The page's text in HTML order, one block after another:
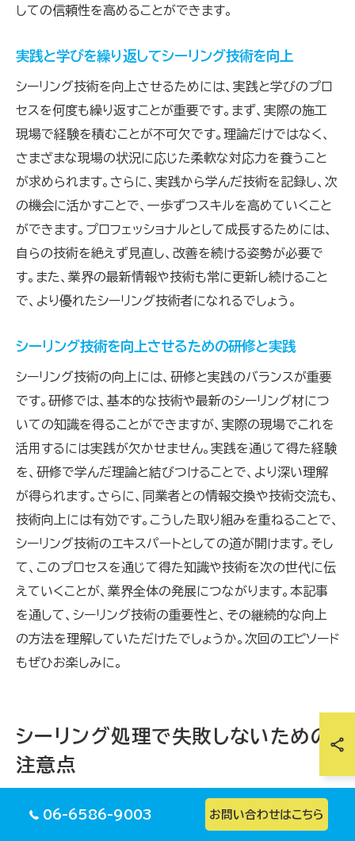
しての信頼性を高めることができます。
実践と学びを繰り返してシーリング技術を向上
シーリング技術を向上させるためには、実践と学びのプロ
セスを何度も繰り返すことが重要です。まず、実際の施工
現場で経験を積むことが不可欠です。理論だけではなく、
さまざまな現場の状況に応じた柔軟な対応力を養うこと
が求められます。さらに、実践から学んだ技術を記録し、次
の機会に活かすことで、一歩ずつスキルを高めていくこと
ができます。プロフェッショナルとして成長するためには、
自らの技術を絶えず見直し、改善を続ける姿勢が必要で
す。また、業界の最新情報や技術も常に更新し続けること
で、より優れたシーリング技術者になれるでしょう。
シーリング技術を向上させるための研修と実践
シーリング技術の向上には、研修と実践のバランスが重要
です。研修では、基本的な技術や最新のシーリング材につ
いての知識を得ることができますが、実際の現場でこれを
活用するには実践が欠かせません。実践を通じて得た経験
を、研修で学んだ理論と結びつけることで、より深い理解
が得られます。さらに、同業者との情報交換や技術交流も、
技術向上には有効です。こうした取り組みを重ねることで、
シーリング技術のエキスパートとしての道が開けます。そし
て、このプロセスを通じて得た知識や技術を次の世代に伝
えていくことが、業界全体の発展につながります。本記事
を通して、シーリング技術の重要性と、その継続的な向上
の方法を理解していただけたでしょうか。次回のエピソード
もぜひお楽しみに。
シーリング処理で失敗しないための
注意点
初心者が気をつけるべきシーリング処理のポイント
06-6586-9003 お問い合わせはこちら